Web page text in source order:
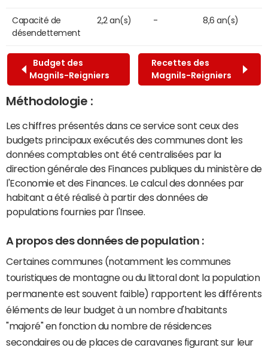
Capacité de
désendettement
2,2 an(s) - 8,6 an(s)
Budget des
Magnils-Reigniers
Recettes des
Magnils-Reigniers
Méthodologie :
Les chiffres présentés dans ce service sont ceux des
budgets principaux exécutés des communes dont les
données comptables ont été centralisées par la
direction générale des Finances publiques du ministère de
l'Economie et des Finances. Le calcul des données par
habitant a été réalisé à partir des données de
populations fournies par l'Insee.
A propos des données de population :
Certaines communes (notamment les communes
touristiques de montagne ou du littoral dont la population
permanente est souvent faible) rapportent les différents
éléments de leur budget à un nombre d'habitants
"majoré" en fonction du nombre de résidences
secondaires ou de places de caravanes figurant sur leur